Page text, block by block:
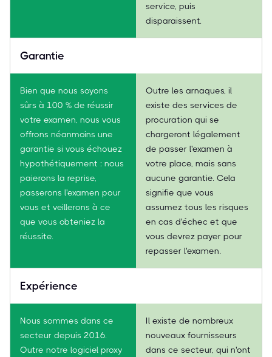
service, puis
disparaissent.
Garantie
Bien que nous soyons
sûrs à 100 % de réussir
votre examen, nous vous
offrons néanmoins une
garantie si vous échouez
hypothétiquement : nous
paierons la reprise,
passerons l'examen pour
vous et veillerons à ce
que vous obteniez la
réussite.
Outre les arnaques, il
existe des services de
procuration qui se
chargeront légalement
de passer l'examen à
votre place, mais sans
aucune garantie. Cela
signifie que vous
assumez tous les risques
en cas d'échec et que
vous devrez payer pour
repasser l'examen.
Expérience
Nous sommes dans ce
secteur depuis 2016.
Outre notre logiciel proxy
Il existe de nombreux
nouveaux fournisseurs
dans ce secteur, qui n'ont